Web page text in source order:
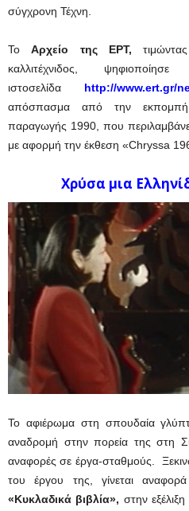
σύγχρονη Τέχνη.
ΤοΑρχείο της ΕΡΤ,
καλλιτέχνιδος,
ιστοσελίδα http://www.ert.gr/
απόσπασμα από την
παραγωγής 1990, που
με αφορμή την έκθεση «Chryssa
Χρύσα μια
Το αφιέρωμα στη σπουδαία
αναδρομή στην πορεία της στη
αναφορές σε έργα-σταθμούς.
του έργου της, γίνεται
«Κυκλαδικά βιβλία», στην